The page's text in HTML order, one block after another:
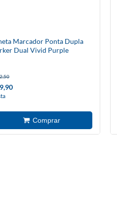
Marcador Ponta Dupla
Dual Vivid Purple